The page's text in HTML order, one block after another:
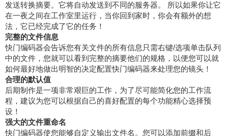
发送转换摘要。它将自动发送到不同的服务器。 所以如果你让它
在一夜之间在工作室里运行，当你回到家时，你会有额外的想
法，它已经完成了它的任务！
完整的文件信息
快门编码器会告诉您有关文件的所有信息只需右键/选项单击队列
中的文件，您就可以看到完整的摘要他们的规格，以便您可以就
如何最好地做出明智的决定配置快门编码器来处理您的镜头！
合理的默认值
后期制作是一项非常艰巨的工作，为了尽可能简化您的工作流
程，建议为您可以根据自己的喜好配置的每个功能精心选择预
设！
强大的文件重命名
快门编码器使您能够自定义输出文件名。您可以添加前缀和后